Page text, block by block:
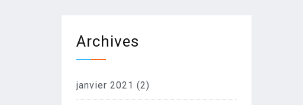
Archives
janvier 2021 (2)